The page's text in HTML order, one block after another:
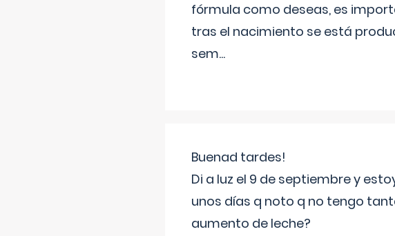
fórmula como deseas, es
tras el nacimiento se está
sem...
Buenad tardes!
Di a luz el 9 de septiembre y
unos días q noto q no tengo
aumento de leche?